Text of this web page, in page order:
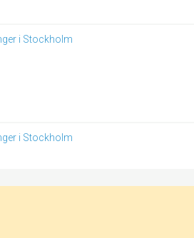
i Stockholm
i Stockholm